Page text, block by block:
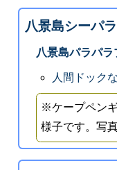
八景島シーパ
八景島パラパラ
人間ドック
※ケープペン
様子です。写